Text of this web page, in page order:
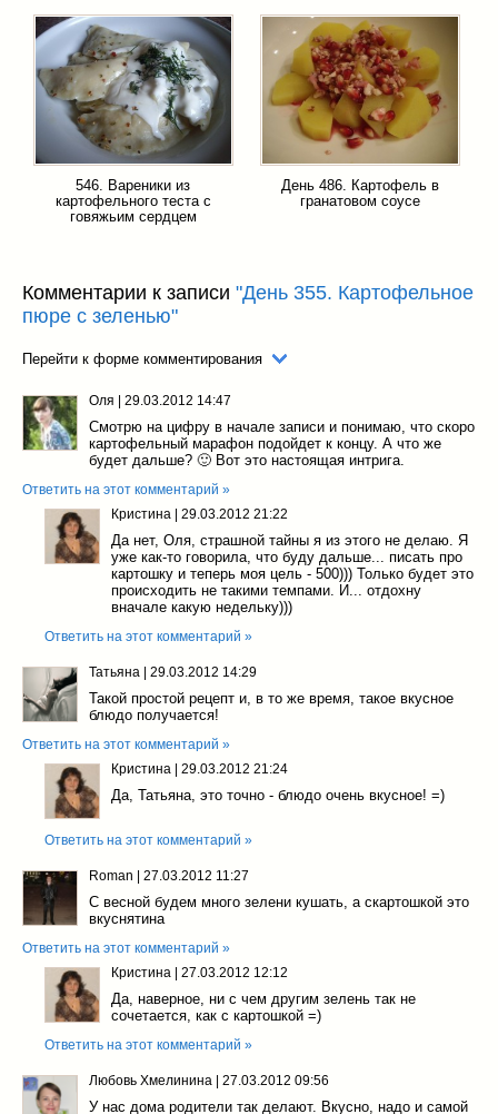
546. Вареники из
картофельного теста с
говяжьим сердцем
День 486. Картофель в
гранатовом соусе
Комментарии к записи "День 355. Картофельное
пюре с зеленью"
Перейти к форме комментирования
Оля | 29.03.2012 14:47
Смотрю на цифру в начале записи и понимаю, что скоро
картофельный марафон подойдет к концу. А что же
будет дальше? 🙂 Вот это настоящая интрига.
Ответить на этот комментарий »
Кристина | 29.03.2012 21:22
Да нет, Оля, страшной тайны я из этого не делаю. Я
уже как-то говорила, что буду дальше... писать про
картошку и теперь моя цель - 500))) Только будет это
происходить не такими темпами. И... отдохну
вначале какую недельку)))
Ответить на этот комментарий »
Татьяна | 29.03.2012 14:29
Такой простой рецепт и, в то же время, такое вкусное
блюдо получается!
Ответить на этот комментарий »
Кристина | 29.03.2012 21:24
Да, Татьяна, это точно - блюдо очень вкусное! =)
Ответить на этот комментарий »
Roman | 27.03.2012 11:27
С весной будем много зелени кушать, а скартошкой это
вкуснятина
Ответить на этот комментарий »
Кристина | 27.03.2012 12:12
Да, наверное, ни с чем другим зелень так не
сочетается, как с картошкой =)
Ответить на этот комментарий »
Любовь Хмелинина | 27.03.2012 09:56
У нас дома родители так делают. Вкусно, надо и самой